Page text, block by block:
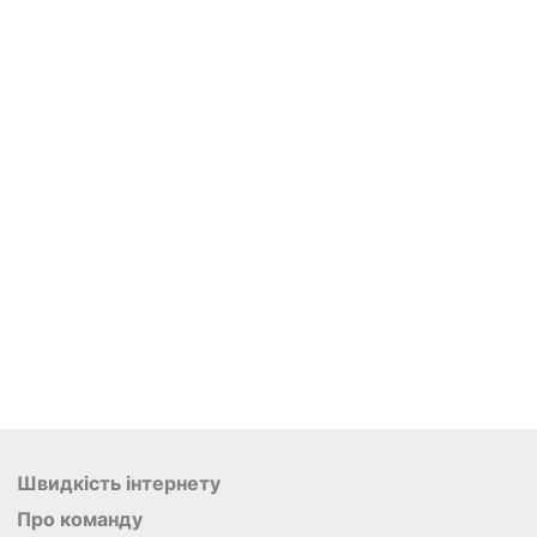
Швидкість інтернету
Про команду